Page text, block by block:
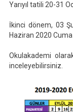
Yarıyıl tatili 20-31
İkinci dönem, 03
Haziran 2020
Okulakademi
inceleyebilirsiniz.